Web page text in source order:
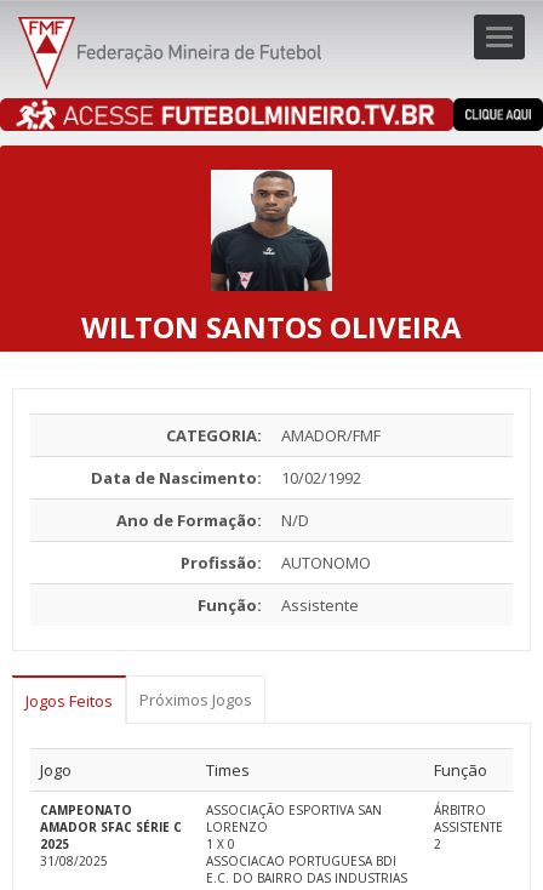
WILTON SANTOS OLIVEIRA
CATEGORIA:
AMADOR/FMF
Data de Nascimento:
10/02/1992
Ano de Formação:
N/D
Profissão:
AUTONOMO
Função:
Assistente
Jogos Feitos Próximos Jogos
Jogo Times Função
CAMPEONATO
AMADOR SFAC SÉRIE C
2025
31/08/2025
ASSOCIAÇÃO ESPORTIVA SAN
LORENZO
1 X 0
ASSOCIACAO PORTUGUESA BDI
E.C. DO BAIRRO DAS INDUSTRIAS
ÁRBITRO
ASSISTENTE
2